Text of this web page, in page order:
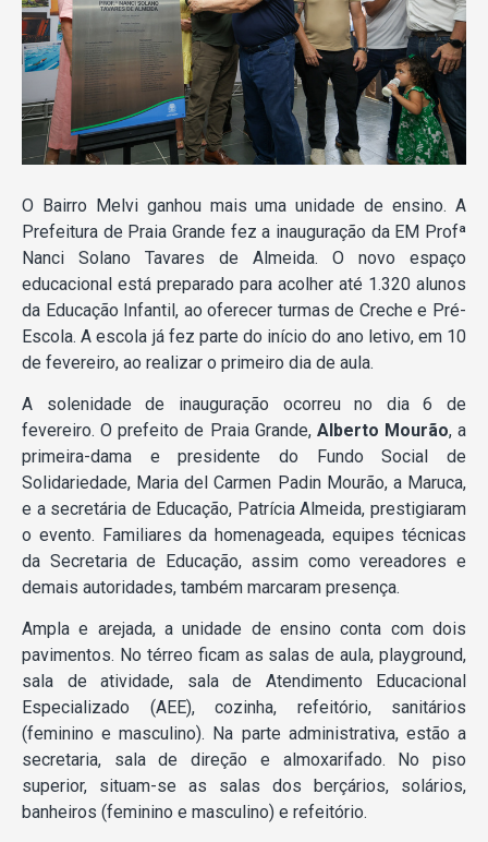
O Bairro Melvi ganhou mais uma unidade de ensino. A
Prefeitura de Praia Grande fez a inauguração da EM Profª
Nanci Solano Tavares de Almeida. O novo espaço
educacional está preparado para acolher até 1.320 alunos
da Educação Infantil, ao oferecer turmas de Creche e Pré-
Escola. A escola já fez parte do início do ano letivo, em 10
de fevereiro, ao realizar o primeiro dia de aula.
A solenidade de inauguração ocorreu no dia 6 de
fevereiro. O prefeito de Praia Grande, Alberto Mourão, a
primeira-dama e presidente do Fundo Social de
Solidariedade, Maria del Carmen Padin Mourão, a Maruca,
e a secretária de Educação, Patrícia Almeida, prestigiaram
o evento. Familiares da homenageada, equipes técnicas
da Secretaria de Educação, assim como vereadores e
demais autoridades, também marcaram presença.
Ampla e arejada, a unidade de ensino conta com dois
pavimentos. No térreo ficam as salas de aula, playground,
sala de atividade, sala de Atendimento Educacional
Especializado (AEE), cozinha, refeitório, sanitários
(feminino e masculino). Na parte administrativa, estão a
secretaria, sala de direção e almoxarifado. No piso
superior, situam-se as salas dos berçários, solários,
banheiros (feminino e masculino) e refeitório.